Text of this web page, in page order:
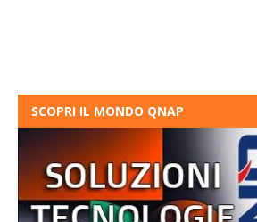
SCOPRI IL MONDO QNAP